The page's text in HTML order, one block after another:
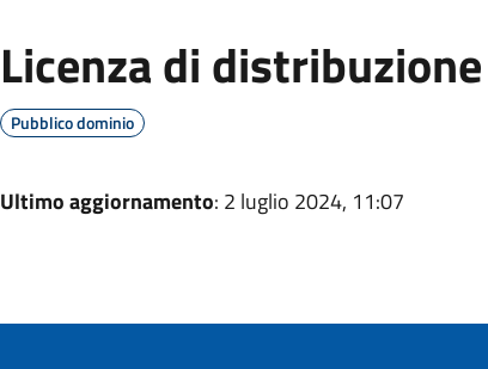
Licenza di distribuzione
Pubblico dominio
Ultimo aggiornamento: 2 luglio 2024, 11:07